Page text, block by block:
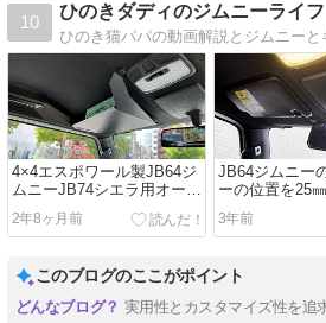
10
ひのきダディのジムニーライフ
ひのき猫パパの動画解説とジムニー
4×4エスポワール製JB64ジ
ムニーJB74シエラ用オーバ
ーヘッドコンソール
2年8ヶ月前
JB64ジムニー
ーの位置を25
ました
3年前
このブログのここがポイント
実用性とカスタマイズ性を追